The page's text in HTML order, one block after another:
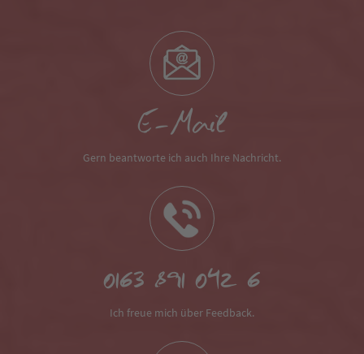
E-Mail
Gern beantworte ich auch Ihre Nachricht.
0163 891 042 6
Ich freue mich über Feedback.